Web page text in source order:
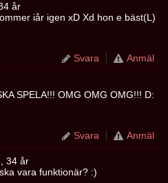
år
iår igen xD Xd hon e bäst(L)
Svara Anmäl
SPELA!!! OMG OMG OMG!!! D:
Svara Anmäl
34 år
vara funktionär? :)